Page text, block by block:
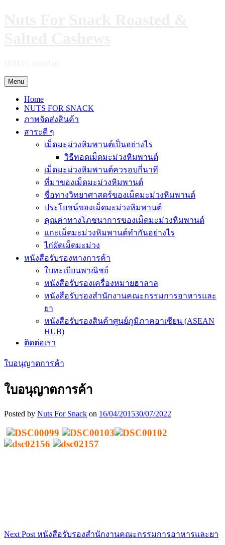
Menu
Home
NUTS FOR SNACK
ภาพจัดส่งสินค้า
สาระดี ๆ
เม็ดมะม่วงหิมพานต์เป็นอย่างไร
วิธีทอดเม็ดมะม่วงหิมพานต์
เม็ดมะม่วงหิมพานต์ควรอบกี่นาที
ที่มาของเม็ดมะม่วงหิมพานต์
ชื่อทางวิทยาศาสตร์ของเม็ดมะม่วงหิมพานต์
ประโยชน์ของเม็ดมะม่วงหิมพานต์
คุณค่าทางโภชนาการของเม็ดมะม่วงหิมพานต์
แกะเม็ดมะม่วงหิมพานต์ทำกันอย่างไร
ไก่ผัดเม็ดมะม่วง
หนังสือรับรองทางการค้า
ใบทะเบียนพาณิชย์
หนังสือรับรองเครื่องหมายฮาลาล
หนังสือรับรองสำนักงานคณะกรรมการอาหารและ
ยา
หนังสือรับรองสินค้าศูนย์ภูมิภาคอาเซียน (ASEAN
HUB)
ติดต่อเรา
ใบอนุญาตการค้า
ใบอนุญาตการค้า
Posted by Nuts For Snack on 16/04/201530/07/2022
เมนู
Next Post หนังสือรับรองสำนักงานคณะกรรมการอาหารและยา